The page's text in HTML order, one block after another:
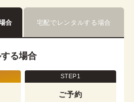
合 宅配でレンタルする場合
る場合
STEP1
ご予約